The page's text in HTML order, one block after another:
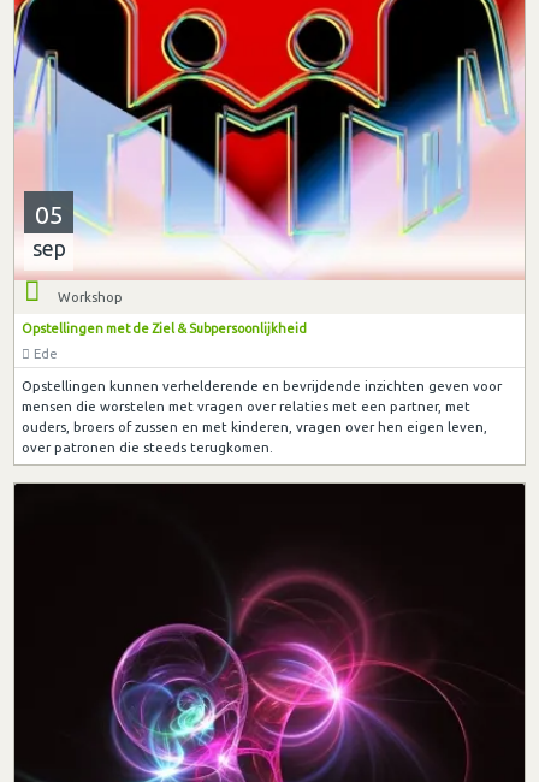
05
sep
Workshop
Opstellingen met de Ziel & Subpersoonlijkheid
Ede
Opstellingen kunnen verhelderende en bevrijdende inzichten geven voor
mensen die worstelen met vragen over relaties met een partner, met
ouders, broers of zussen en met kinderen, vragen over hen eigen leven,
over patronen die steeds terugkomen.